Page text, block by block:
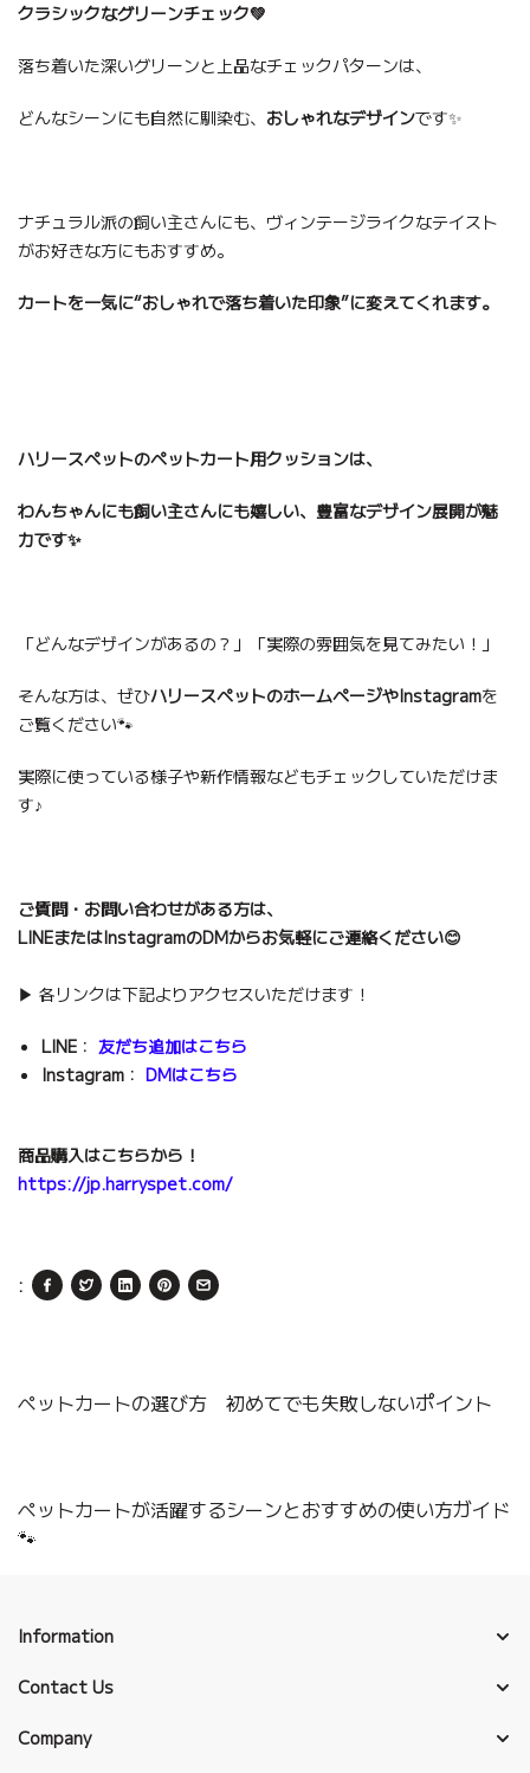
クラシックなグリーンチェック💚
落ち着いた深いグリーンと上品なチェックパターンは、
どんなシーンにも自然に馴染む、 おしゃれなデザインです✨
ナチュラル派の飼い主さんにも、ヴィンテージライクなテイスト
がお好きな方にもおすすめ。
カートを一気に“おしゃれで落ち着いた印象”に変えてくれます。
ハリースペットのペットカート用クッションは、
わんちゃんにも飼い主さんにも嬉しい、豊富なデザイン展開が魅
力です✨
「どんなデザインがあるの？」「実際の雰囲気を見てみたい！」
そんな方は、ぜひハリースペットのホームページやInstagramを
ご覧ください🐾
実際に使っている様子や新作情報などもチェックしていただけま
す♪
ご質問・お問い合わせがある方は、
LINEまたはInstagramのDMからお気軽にご連絡ください😊
▶︎ 各リンクは下記よりアクセスいただけます！
LINE ： 友だち追加はこちら
Instagram ： DMはこちら
商品購入はこちらから！
https://jp.harryspet.com/
:
ペットカートの選び方 初めてでも失敗しないポイント
ペットカートが活躍するシーンとおすすめの使い方ガイド
🐾
Information
Contact Us
Company